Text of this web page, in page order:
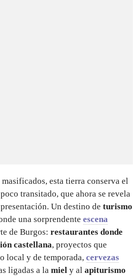
esta tierra conserva el
transitado, que ahora se revela
Un destino de turismo
una sorprendente escena
de Burgos: restaurantes donde
castellana, proyectos que
local y de temporada, cervezas
ligadas a la miel y al apiturismo